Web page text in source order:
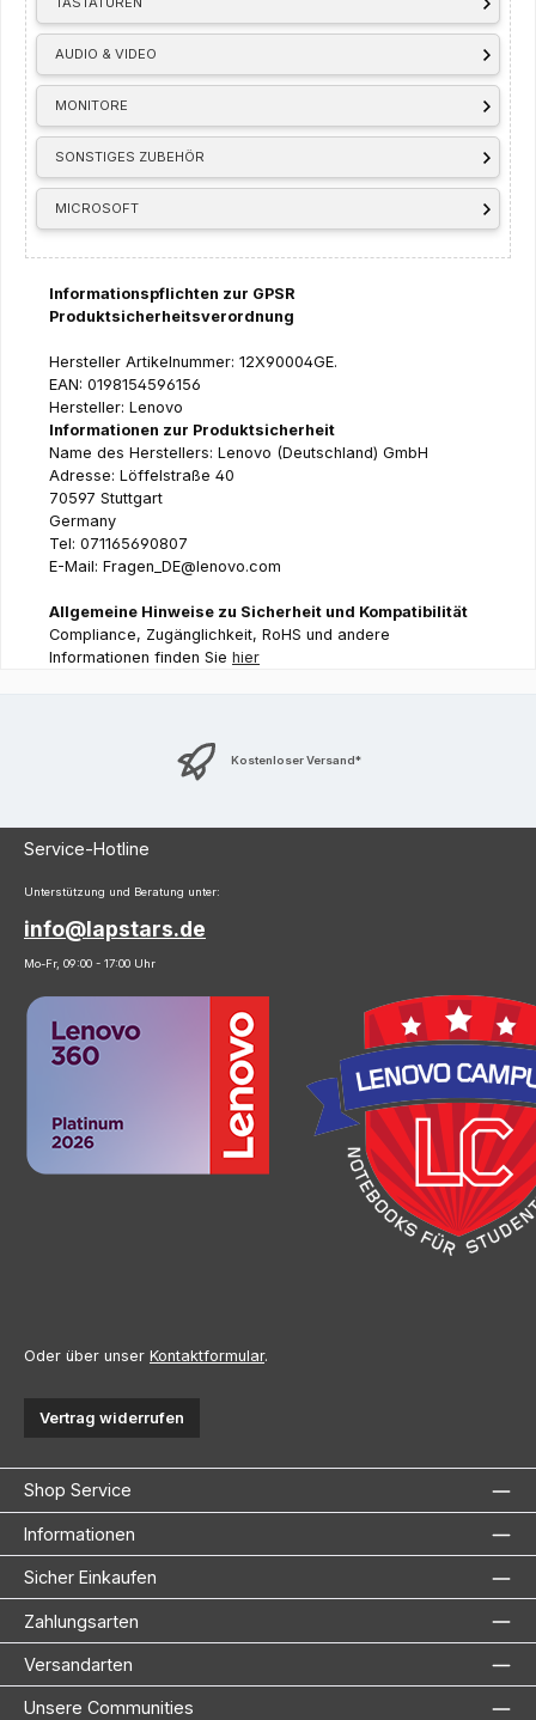
AUDIO & VIDEO
MONITORE
SONSTIGES ZUBEHÖR
MICROSOFT
Informationspflichten zur GPSR
Produktsicherheitsverordnung
Hersteller Artikelnummer: 12X90004GE.
EAN: 0198154596156
Hersteller: Lenovo
Informationen zur Produktsicherheit
Name des Herstellers: Lenovo (Deutschland) GmbH
Adresse: Löffelstraße 40
70597 Stuttgart
Germany
Tel: 071165690807
E-Mail: Fragen_DE@lenovo.com
Allgemeine Hinweise zu Sicherheit und Kompatibilität
Compliance, Zugänglichkeit, RoHS und andere
Informationen finden Sie hier
Kostenloser Versand*
Service-Hotline
Unterstützung und Beratung unter:
info@lapstars.de
Mo-Fr, 09:00 - 17:00 Uhr
Oder über unser Kontaktformular.
Vertrag widerrufen
Shop Service
Informationen
Sicher Einkaufen
Zahlungsarten
Versandarten
Unsere Communities